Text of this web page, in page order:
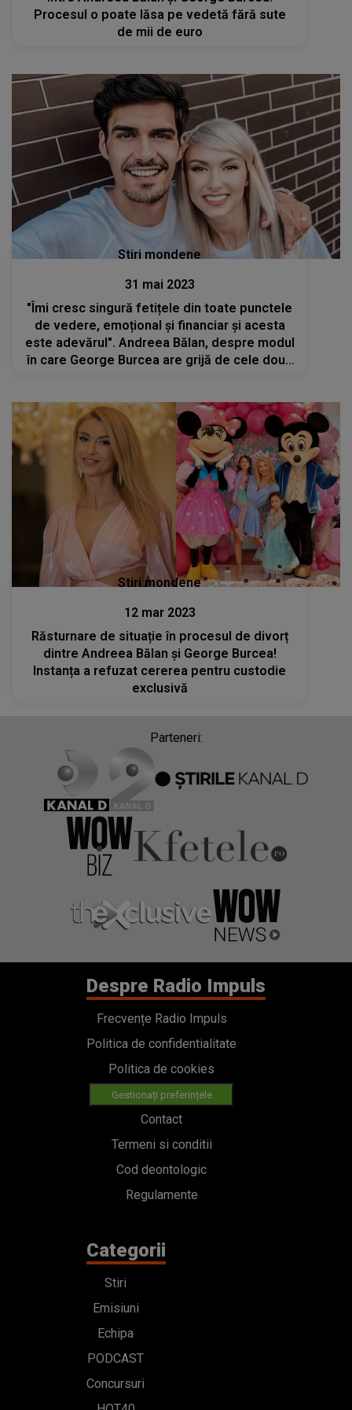
Procesul o poate lăsa pe vedetă fără sute
de mii de euro
Stiri mondene
31 mai 2023
"Îmi cresc singură fetițele din toate punctele
de vedere, emoțional și financiar și acesta
este adevărul". Andreea Bălan, despre modul
în care George Burcea are grijă de cele două
Stiri mondene
12 mar 2023
Răsturnare de situație în procesul de divorț
dintre Andreea Bălan și George Burcea!
Instanța a refuzat cererea pentru custodie
exclusivă
Parteneri:
Despre Radio Impuls
Frecvențe Radio Impuls
Politica de confidentialitate
Politica de cookies
Gestionați preferințele
Contact
Termeni si conditii
Cod deontologic
Regulamente
Categorii
Stiri
Emisiuni
Echipa
PODCAST
Concursuri